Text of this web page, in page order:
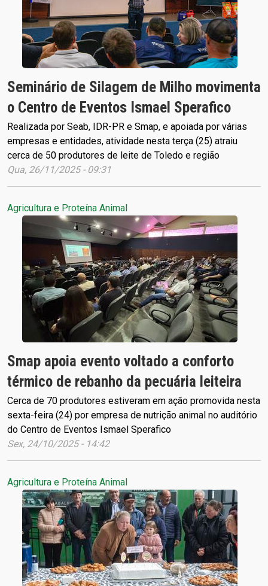
Seminário de Silagem de Milho movimenta
o Centro de Eventos Ismael Sperafico
Realizada por Seab, IDR-PR e Smap, e apoiada por várias
empresas e entidades, atividade nesta terça (25) atraiu
cerca de 50 produtores de leite de Toledo e região
Qua, 26/11/2025 - 09:31
Agricultura e Proteína Animal
Smap apoia evento voltado a conforto
térmico de rebanho da pecuária leiteira
Cerca de 70 produtores estiveram em ação promovida nesta
sexta-feira (24) por empresa de nutrição animal no auditório
do Centro de Eventos Ismael Sperafico
Sex, 24/10/2025 - 14:42
Agricultura e Proteína Animal